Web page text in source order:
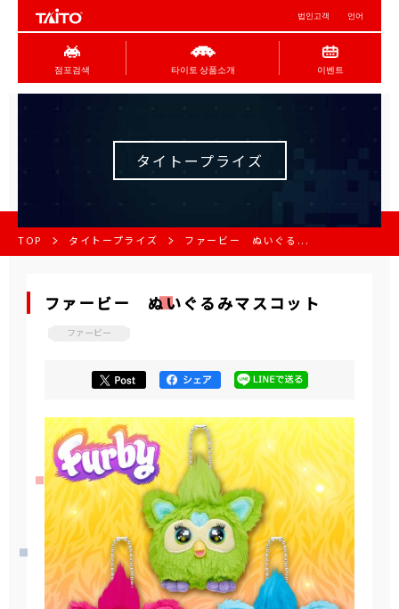
법인고객 언어
점포검색 타이토 상품소개 이벤트
タイトープライズ
TOP タイトープライズ ファービー ぬいぐる...
ファービー ぬいぐるみマスコット
ファービー